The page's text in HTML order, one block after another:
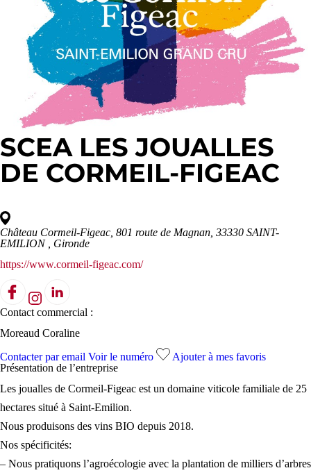
SCEA LES JOUALLES
DE CORMEIL-FIGEAC
Château Cormeil-Figeac, 801 route de Magnan, 33330 SAINT-
EMILION
, Gironde
https://www.cormeil-figeac.com/
Contact commercial :
Moreaud Coraline
Contacter par email Voir le numéro
Ajouter à mes favoris
Présentation de l’entreprise
Les joualles de Cormeil-Figeac est un domaine viticole familiale de 25
hectares situé à Saint-Emilion.
Nous produisons des vins BIO depuis 2018.
Nos spécificités:
– Nous pratiquons l’agroécologie avec la plantation de milliers d’arbres